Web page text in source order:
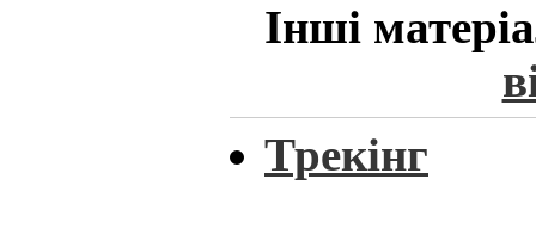
Інші
Трекінг